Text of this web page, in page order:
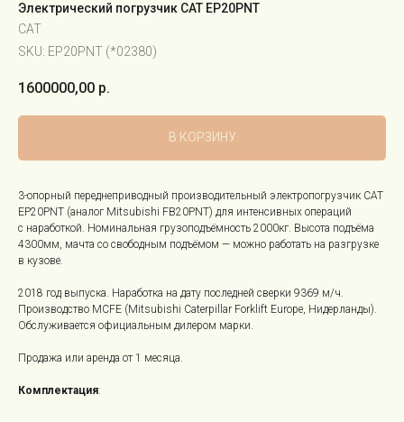
Электрический погрузчик CAT EP20PNT
CAT
SKU: EP20PNT (*02380)
1600000,00 р.
В КОРЗИНУ
3-опорный переднеприводный производительный электропогрузчик CAT
EP20PNT (аналог Mitsubishi FB20PNT) для интенсивных операций
с наработкой. Номинальная грузоподъёмность 2000кг. Высота подъёма
4300мм, мачта со свободным подъёмом — можно работать на разгрузке
в кузове.
2018 год выпуска. Наработка на дату последней сверки 9369 м/ч.
Производство MCFE (Mitsubishi Caterpillar Forklift Europe, Нидерланды).
Обслуживается официальным дилером марки.
Продажа или аренда от 1 месяца.
Комплектация: